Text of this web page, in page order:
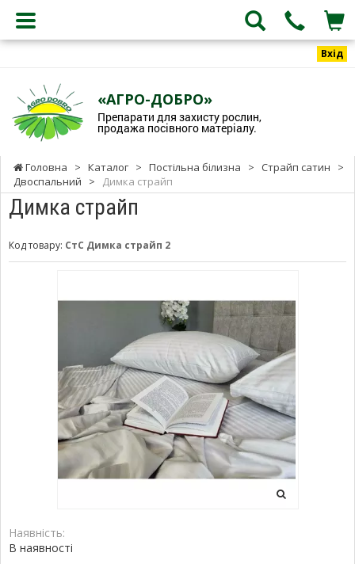
Вхід
«АГРО-ДОБРО»
Препарати для захисту рослин,
продажа посівного матеріалу.
Головна > Каталог > Постільна білизна > Страйп сатин
>
Двоспальний
> Димка страйп
Димка страйп
Код товару: СтС Димка страйп 2
Наявність:
В наявності